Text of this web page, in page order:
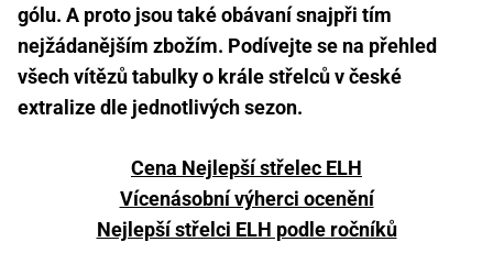
gólu. A proto jsou také obávaní snajpři tím
nejžádanějším zbožím. Podívejte se na přehled
všech vítězů tabulky o krále střelců v české
extralize dle jednotlivých sezon.
Cena Nejlepší střelec ELH
Vícenásobní výherci ocenění
Nejlepší střelci ELH podle ročníků